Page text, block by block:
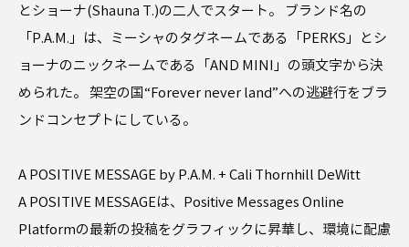
とショーナ(Shauna T.)の二人でスタート。 ブランド名の
「P.A.M.」は、ミーシャのタグネームである「PERKS」とシ
ョーナのニックネームである「AND MINI」の頭文字から決
められた。 架空の国“Forever never land”への逃避行をブラ
ンドコンセプトにしている。
A POSITIVE MESSAGE by P.A.M. + Cali Thornhill DeWitt
A POSITIVE MESSAGEは、Positive Messages Online
Platformの最新の投稿をグラフィックに昇華し、環境に配慮